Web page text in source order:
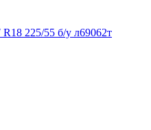
225/55 б/у л69062т